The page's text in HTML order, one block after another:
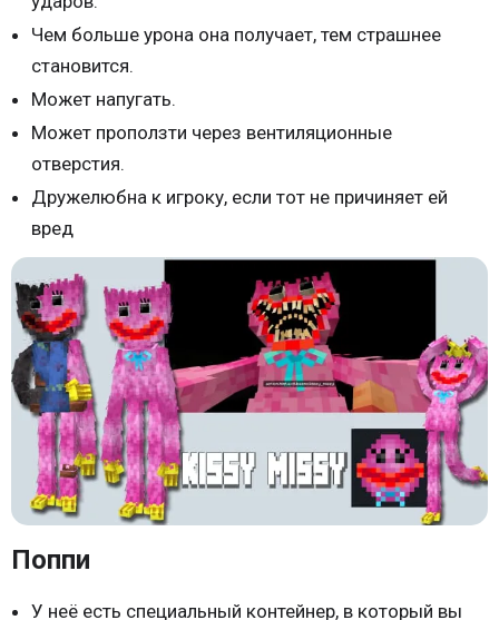
Чем больше урона она получает, тем страшнее
становится.
Может напугать.
Может проползти через вентиляционные
отверстия.
Дружелюбна к игроку, если тот не причиняет ей
вред
Поппи
У неё есть специальный контейнер, в который вы